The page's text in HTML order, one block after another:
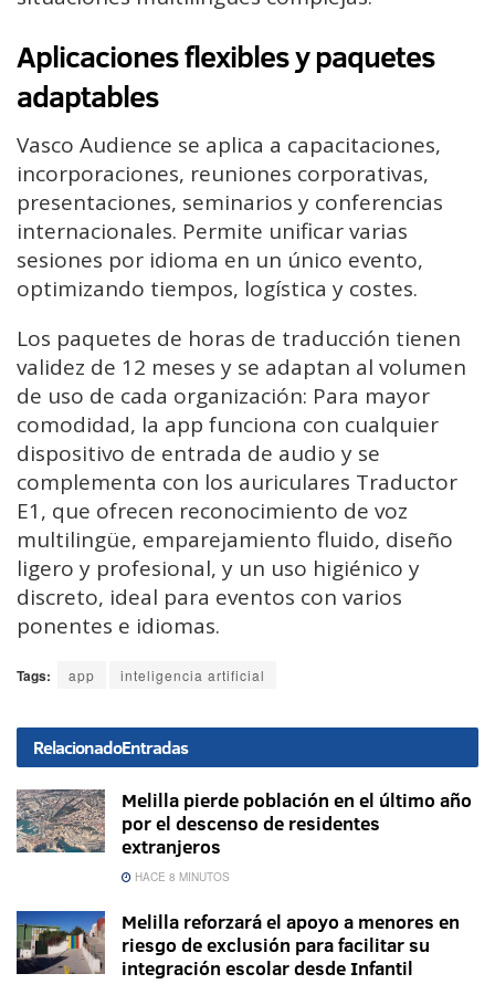
Aplicaciones flexibles y paquetes
adaptables
Vasco Audience se aplica a capacitaciones,
incorporaciones, reuniones corporativas,
presentaciones, seminarios y conferencias
internacionales. Permite unificar varias
sesiones por idioma en un único evento,
optimizando tiempos, logística y costes.
Los paquetes de horas de traducción tienen
validez de 12 meses y se adaptan al volumen
de uso de cada organización: Para mayor
comodidad, la app funciona con cualquier
dispositivo de entrada de audio y se
complementa con los auriculares Traductor
E1, que ofrecen reconocimiento de voz
multilingüe, emparejamiento fluido, diseño
ligero y profesional, y un uso higiénico y
discreto, ideal para eventos con varios
ponentes e idiomas.
Tags: app inteligencia artificial
RelacionadoEntradas
Melilla pierde población en el último año
por el descenso de residentes
extranjeros
HACE 8 MINUTOS
Melilla reforzará el apoyo a menores en
riesgo de exclusión para facilitar su
integración escolar desde Infantil